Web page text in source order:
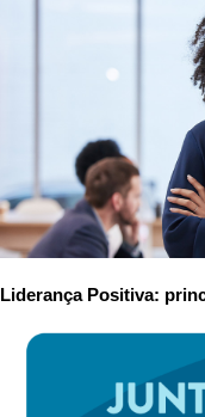
Liderança Positiva: